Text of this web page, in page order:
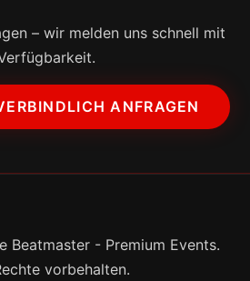
– wir melden uns schnell mit
ANFRAGEN
Beatmaster - Premium Events.
vorbehalten.